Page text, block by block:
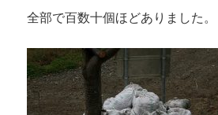
全部で百数十個ほどありました。